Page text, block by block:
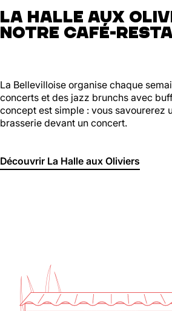
LA HALLE AUX
NOTRE CAFÉ-
La Bellevilloise organise chaque
concerts et des jazz brunchs avec
concept est simple : vous savourerez
brasserie devant un concert.
Découvrir La Halle aux Oliviers